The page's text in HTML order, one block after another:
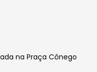
na Praça Cônego